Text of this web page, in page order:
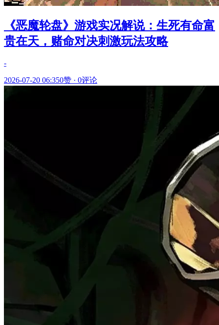
《恶魔轮盘》游戏实况解说：生死有命富
贵在天，赌命对决刺激玩法攻略
-
2026-07-20 06:350赞 · 0评论